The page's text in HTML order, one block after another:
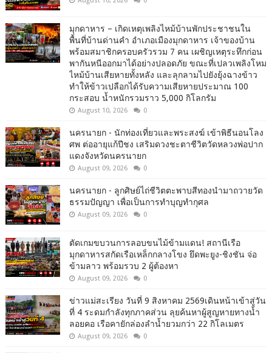
มุกดาหาร – เกิดเหตุเพลิงไหม้บ้านพักประชาชนใน
พื้นที่บ้านด่านคำ อำเภอเมืองมุกดาหาร เจ้าของบ้าน
พร้อมสมาชิกครอบครัวรวม 7 คน เผชิญเหตุระทึกก่อน
พากันหนีออกมาได้อย่างปลอดภัย ขณะที่เปลวเพลิงโหม
ไหม้บ้านเสียหายทั้งหลัง และลุกลามไปยังยุ้งฉางข้าว
ทำให้ข้าวเปลือกได้รับความเสียหายประมาณ 100
กระสอบ น้ำหนักรวมราว 5,000 กิโลกรัม
August 10, 2026 0
นครนายก - นักท่องเที่ยวและพระสงฆ์ เข้าพิธีนอนโลง
ศพ ต่ออายุแก้ปีชง เสริมดวงชะตาชีวิตวัดหลวงพ่อปาก
แดงจังหวัดนครนายก
August 09, 2026 0
นครนายก - ลูกศิษย์ไถ่ชีวิตตะพาบสีทองนำมาถวายวัด
ธรรมปัญญา เพื่อเป็นการทำบุญทำกุศล
August 09, 2026 0
ตัดเกมขบวนการลอบขนไม้ข้ามแดน! สถานีเรือ
มุกดาหารสกัดเรือเหล็กกลางโขง ยึดพะยูง-ชิงชัน จ่อ
ข้ามลาว พร้อมรวบ 2 ผู้ต้องหา
August 09, 2026 0
ข่าวแม่สะเรียง วันที่ 9 สิงหาคม 2569เดินหน้าเข้าสู่วัน
ที่ 4 ระดมกำลังทุกภาคส่วน ลุยค้นหาผู้สูญหายทางน้ำ
ลอยคอ เรือคายักล่องลำน้ำยวมกว่า 22 กิโลเมตร
August 09, 2026 0